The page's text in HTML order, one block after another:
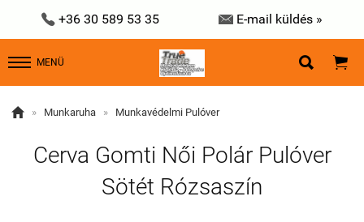
 +36 30 589 53 35  E-mail küldés »
MENÜ  
 » Munkaruha » Munkavédelmi Pulóver
Cerva Gomti Női Polár Pulóver
Sötét Rózsaszín